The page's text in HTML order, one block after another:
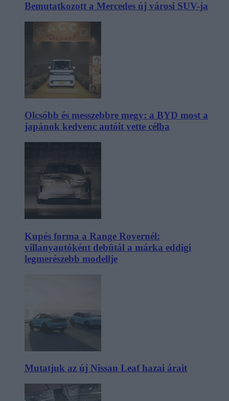
Bemutatkozott a Mercedes új városi SUV-ja
Olcsóbb és messzebbre megy: a BYD most a
japánok kedvenc autóit vette célba
Kupés forma a Range Rovernél:
villanyautóként debütál a márka eddigi
legmerészebb modellje
Mutatjuk az új Nissan Leaf hazai árait